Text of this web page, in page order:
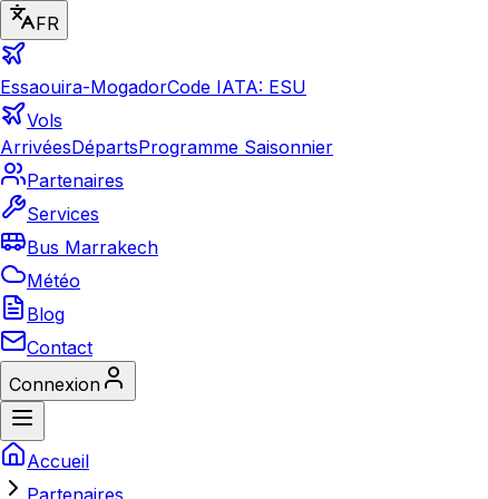
FR
Essaouira-MogadorCode IATA: ESU
Vols
ArrivéesDépartsProgramme Saisonnier
Partenaires
Services
Bus Marrakech
Météo
Blog
Contact
Connexion
Accueil
Partenaires